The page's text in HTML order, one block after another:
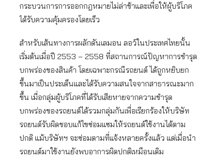
กระบวนการการออกกฎหมายไม่ล่าช้าและเพื่อให้ผู้บริโภค
ได้รับความคุ้มครองโดยเร็ว
สำหรับเส้นทางการผลักดันเลมอน ลอว์ในประเทศไทยนั้น
เริ่มต้นเมื่อปี 2553 – 2558 ที่สถานการณ์ปัญหาการชำรุด
บกพร่องของสินค้า โดยเฉพาะกรณีรถยนต์ ได้ถูกหยิบยก
ขึ้นมาเป็นประเด็นและได้รับความสนใจจากสาธารณะมาก
ขึ้น เมื่อกลุ่มผู้บริโภคที่ได้รับเสียหายจากความชำรุด
บกพร่องของรถยนต์ได้รวมกลุ่มกันเพื่อเรียกร้องให้บริษัท
รถยนต์รับผิดชอบแก้ไขซ่อมแซมให้รถยนต์ใช้งานได้ตาม
ปกติ แม้บริษัทฯ จะซ่อมตามที่แจ้งหลายครั้งแล้ว แต่เมื่อนำ
รถยนต์มาใช้งานยังพบอาการผิดปกติเหมือนเดิม